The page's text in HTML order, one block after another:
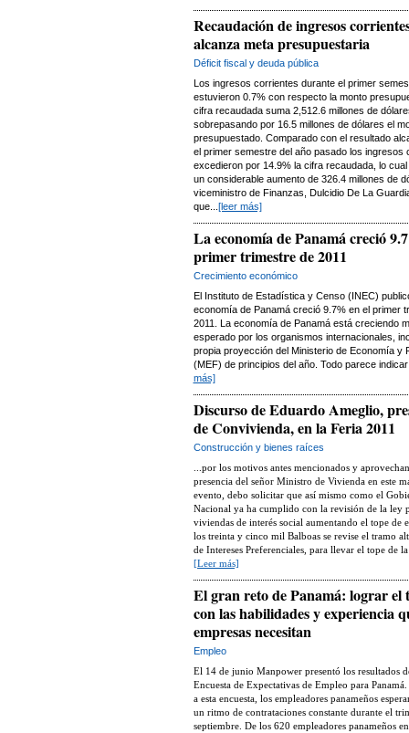
Recaudación de ingresos
alcanza meta presupuestaria
Déficit fiscal y deuda pública
Los ingresos corrientes durante el primer
estuvieron 0.7% con respecto la monto
cifra recaudada suma 2,512.6 millones de
sobrepasando por 16.5 millones de dólares el
presupuestado. Comparado con el resultado
el primer semestre del año pasado los ingresos
excedieron por 14.9% la cifra recaudada, lo
un considerable aumento de 326.4 millones de
viceministro de Finanzas, Dulcidio De La
que... [leer más]
La economía de Panamá creció
primer trimestre de 2011
Crecimiento económico
El Instituto de Estadística y Censo (INEC)
economía de Panamá creció 9.7% en el primer
2011. La economía de Panamá está creciendo
esperado por los organismos internacionales,
propia proyección del Ministerio de Economía y
(MEF) de principios del año. Todo parece
más]
Discurso de Eduardo Ameglio,
de Convivienda, en la Feria 2011
Construcción y bienes raíces
por los motivos antes mencionados y
presencia del señor Ministro de Vivienda en este
evento, debo solicitar que así mismo como el
Nacional ya ha cumplido con la revisión de la ley
viviendas de interés social aumentando el tope de
los treinta y cinco mil Balboas se revise el tramo
de Intereses Preferenciales, para llevar el tope de
[Leer más]
El gran reto de Panamá: lograr el
con las habilidades y experiencia
empresas necesitan
Empleo
El 14 de junio Manpower presentó los resultados
Encuesta de Expectativas de Empleo para
a esta encuesta, los empleadores panameños
un ritmo de contrataciones constante durante el
septiembre. De los 620 empleadores panameños